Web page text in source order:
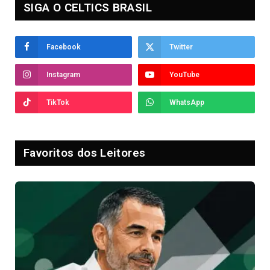
SIGA O CELTICS BRASIL
Facebook Twitter
Instagram YouTube
TikTok WhatsApp
Favoritos dos Leitores